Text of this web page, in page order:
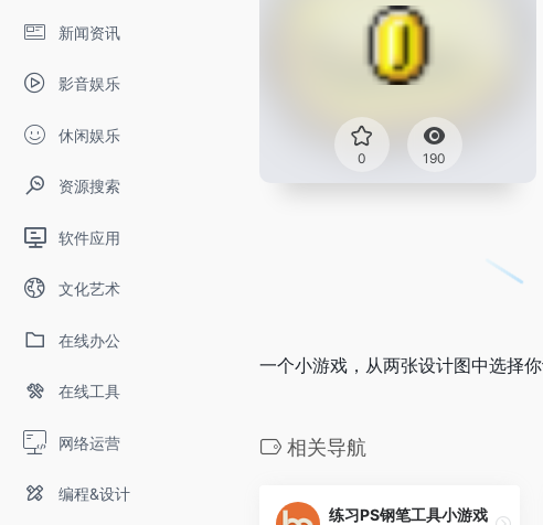
新闻资讯
影音娱乐
休闲娱乐
资源搜索
软件应用
文化艺术
在线办公
在线工具
网络运营
编程&设计
0 190
一个小游戏，从两张设计图中选择
相关导航
练习PS钢笔工具小游戏